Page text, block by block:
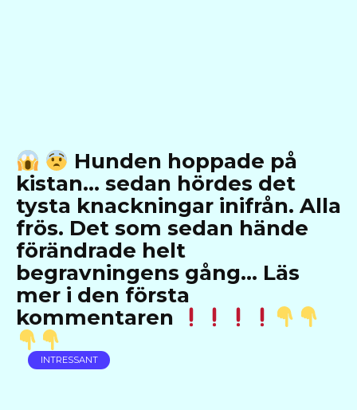
Hunden hoppade på
kistan… sedan hördes det
tysta knackningar inifrån. Alla
frös. Det som sedan hände
förändrade helt
begravningens gång… Läs
mer i den första
kommentaren
INTRESSANT